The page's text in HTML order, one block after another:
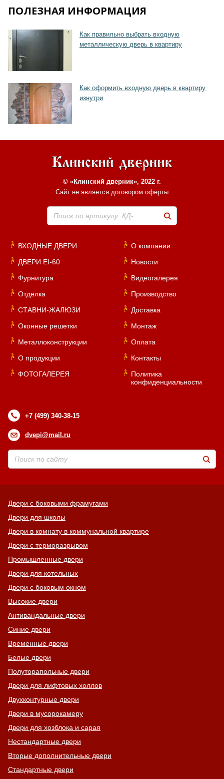
ПОЛЕЗНАЯ ИНФОРМАЦИЯ
Как правильно выбрать входную
металлическую дверь в квартиру
Как оформить входную дверь в квартиру
изнутри
© «Клинский дверник», 2022 г.
Сайт не является договором оферты
Поиск по артикулу: КД-
ВХОДНЫЕ ДВЕРИ
ДВЕРИ EI-60
Фурнитура
Отделка
СТАВНИ-ЖАЛЮЗИ
Оконные решетки
Металлоконструкции
О продукции
ФОТОГАЛЕРЕЯ
О компании
Новости
Видеогалерея
Производство
Доставка
Монтаж
Оплата
Контакты
Политика
конфиденциальности
+7 (499) 340-38-15
dvepi@mail.ru
Двери с боковыми фрамугами
Двери для школы
Двери в комнату в коммунальной квартире
Двери с терморазрывом
Промышленные двери
Двери для котельных
Двери с боковым окном
Высокие двери
Антивандальные двери
Синие двери
Временные двери
Белые двери
Полуторапольные двери
Двери для лифтовых холлов
Двухконтурные двери
Двери в мусорокамеру
Двери для хозблока и сарая
Нестандартные двери
Вторые дополнительные двери
Стандартные двери